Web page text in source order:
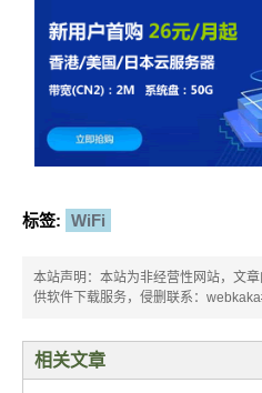
标签: WiFi
本站声明：本站为非经营性网站，文
供软件下载服务，侵删联系：
相关文章